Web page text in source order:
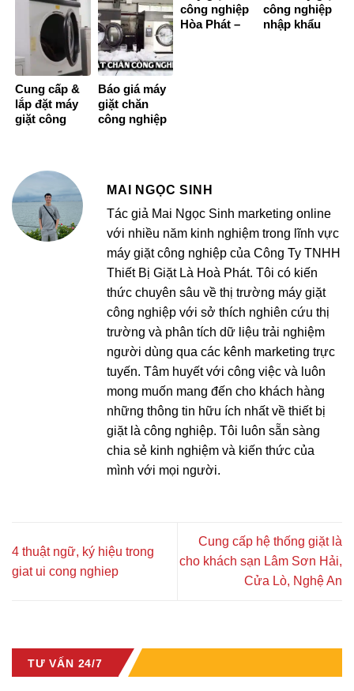
bắt đầu
Cung cấp &
lắp đặt máy
giặt công
Báo giá máy
giặt chăn
công nghiệp
công nghiệp
Hòa Phát –
công nghiệp
nhập khẩu
MAI NGỌC SINH
Tác giả Mai Ngọc Sinh marketing online
với nhiều năm kinh nghiệm trong lĩnh vực
máy giặt công nghiệp của Công Ty TNHH
Thiết Bị Giặt Là Hoà Phát. Tôi có kiến
thức chuyên sâu về thị trường máy giặt
công nghiệp với sở thích nghiên cứu thị
trường và phân tích dữ liệu trải nghiệm
người dùng qua các kênh marketing trực
tuyến. Tâm huyết với công việc và luôn
mong muốn mang đến cho khách hàng
những thông tin hữu ích nhất về thiết bị
giặt là công nghiệp. Tôi luôn sẵn sàng
chia sẻ kinh nghiệm và kiến thức của
mình với mọi người.
4 thuật ngữ, ký hiệu trong
giat ui cong nghiep
Cung cấp hệ thống giặt là
cho khách sạn Lâm Sơn Hải,
Cửa Lò, Nghệ An
TƯ VẤN 24/7